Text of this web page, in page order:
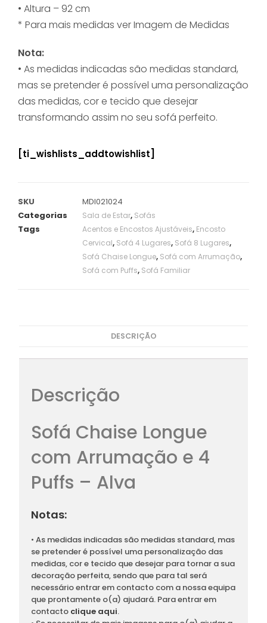
• Altura – 92 cm
* Para mais medidas ver Imagem de Medidas
Nota:
• As medidas indicadas são medidas standard,
mas se pretenderé possível uma personalização
das medidas, cor e tecido que desejar
transformando assim no seu sofá perfeito.
[ti_wishlists_addtowishlist]
SKU
MDI021024
Categorias
Sala de Estar, Sofás
Tags Acentos e Encostos Ajustáveis, Encosto
Cervical, Sofá 4 Lugares, Sofá 8 Lugares,
Sofá Chaise Longue, Sofá com Arrumação,
Sofá com Puffs, Sofá Familiar
DESCRIÇÃO
Descrição
Sofá Chaise Longue
com Arrumação e 4
Puffs – Alva
Notas:
• As medidas indicadas são medidas standard, mas
se pretender é possível uma personalização das
medidas, cor e tecido que desejar para tornar a sua
decoração perfeita, sendo que para tal será
necessário entrar em contacto com a nossa equipa
que prontamente o(a) ajudará. Para entrar em
contacto clique aqui.